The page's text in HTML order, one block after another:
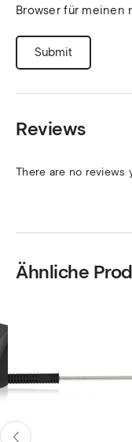
Browser für meinen
Reviews
There are no reviews
Ähnliche